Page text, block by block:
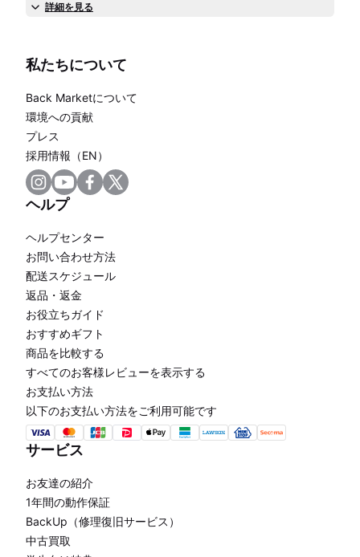
詳細を見る
私たちについて
Back Marketについて
環境への貢献
プレス
採用情報（EN）
ヘルプ
ヘルプセンター
お問い合わせ方法
配送スケジュール
返品・返金
お役立ちガイド
おすすめギフト
商品を比較する
すべてのお客様レビューを表示する
お支払い方法
以下のお支払い方法をご利用可能です
サービス
お友達の紹介
1年間の動作保証
BackUp（修理復旧サービス）
中古買取